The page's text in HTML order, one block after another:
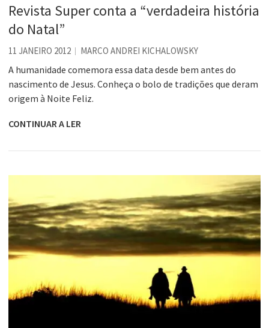
Revista Super conta a “verdadeira história
do Natal”
11 JANEIRO 2012 MARCO ANDREI KICHALOWSKY
A humanidade comemora essa data desde bem antes do
nascimento de Jesus. Conheça o bolo de tradições que deram
origem à Noite Feliz.
CONTINUAR A LER